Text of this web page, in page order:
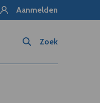
Aanmelden
Zoek